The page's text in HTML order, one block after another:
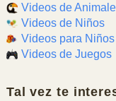
Videos de
Videos de Niños
Videos para Niños
Videos de Juegos
Tal vez te